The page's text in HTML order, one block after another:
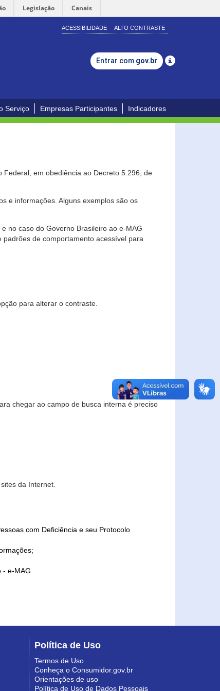
Legislação Canais
ACESSIBILIDADE ALTO CONTRASTE
Entrar com gov.br
Serviço Empresas Participantes Indicadores
Federal, em obediência ao Decreto 5.296, de
e informações. Alguns exemplos são os
no caso do Governo Brasileiro ao e-MAG
de comportamento acessível para
para alterar o contraste.
chegar ao campo de busca interna é preciso
da Internet.
com Deficiência e seu Protocolo
- e-MAG.
Política de Uso
Termos de Uso
Conheça o Consumidor.gov.br
Orientações de uso
Política de Uso de Dados Pessoais